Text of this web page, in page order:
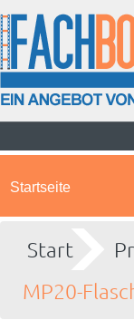
Startseite
Start
MP20-